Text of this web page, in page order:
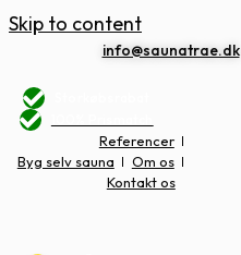
Skip to content
info@saunatrae.dk
Referencer
Byg selv sauna
Om os
Kontakt os